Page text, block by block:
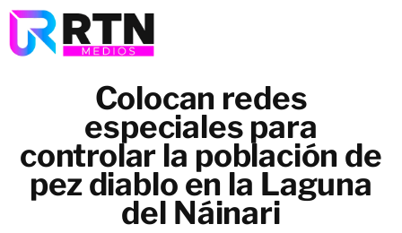
Colocan redes
especiales para
controlar la población de
pez diablo en la Laguna
del Náinari